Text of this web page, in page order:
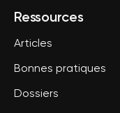
Ressources
Articles
Bonnes pratiques
Dossiers